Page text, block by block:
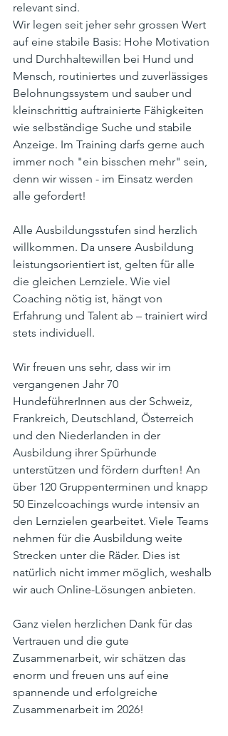
relevant sind.
Wir legen seit jeher sehr grossen Wert
auf eine stabile Basis: Hohe Motivation
und Durchhaltewillen bei Hund und
Mensch, routiniertes und zuverlässiges
Belohnungssystem und sauber und
kleinschrittig auftrainierte Fähigkeiten
wie selbständige Suche und stabile
Anzeige. Im Training darfs gerne auch
immer noch "ein bisschen mehr" sein,
denn wir wissen - im Einsatz werden
alle gefordert!
Alle Ausbildungsstufen sind herzlich
willkommen. Da unsere Ausbildung
leistungsorientiert ist, gelten für alle
die gleichen Lernziele. Wie viel
Coaching nötig ist, hängt von
Erfahrung und Talent ab – trainiert wird
stets individuell.
Wir freuen uns sehr, dass wir im
vergangenen Jahr 70
HundeführerInnen aus der Schweiz,
Frankreich, Deutschland, Österreich
und den Niederlanden in der
Ausbildung ihrer Spürhunde
unterstützen und fördern durften! An
über 120 Gruppenterminen und knapp
50 Einzelcoachings wurde intensiv an
den Lernzielen gearbeitet. Viele Teams
nehmen für die Ausbildung weite
Strecken unter die Räder. Dies ist
natürlich nicht immer möglich, weshalb
wir auch Online-Lösungen anbieten.
Ganz vielen herzlichen Dank für das
Vertrauen und die gute
Zusammenarbeit, wir schätzen das
enorm und freuen uns auf eine
spannende und erfolgreiche
Zusammenarbeit im 2026!